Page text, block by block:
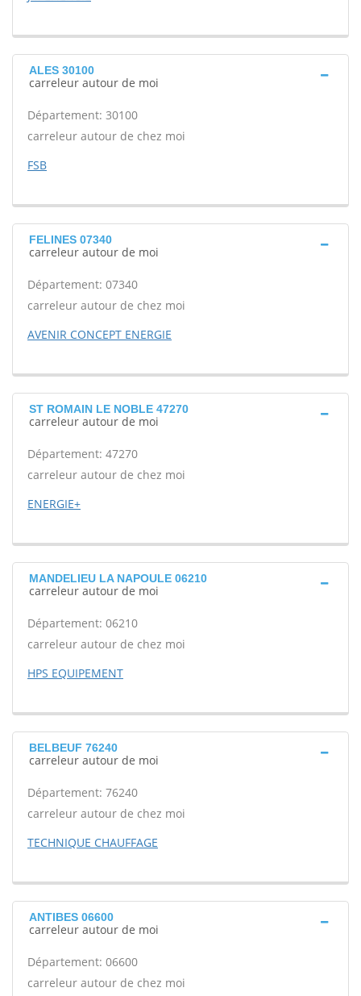
ALES 30100
carreleur autour de moi
Département: 30100
carreleur autour de chez moi
FSB
FELINES 07340
carreleur autour de moi
Département: 07340
carreleur autour de chez moi
AVENIR CONCEPT ENERGIE
ST ROMAIN LE NOBLE 47270
carreleur autour de moi
Département: 47270
carreleur autour de chez moi
ENERGIE+
MANDELIEU LA NAPOULE 06210
carreleur autour de moi
Département: 06210
carreleur autour de chez moi
HPS EQUIPEMENT
BELBEUF 76240
carreleur autour de moi
Département: 76240
carreleur autour de chez moi
TECHNIQUE CHAUFFAGE
ANTIBES 06600
carreleur autour de moi
Département: 06600
carreleur autour de chez moi